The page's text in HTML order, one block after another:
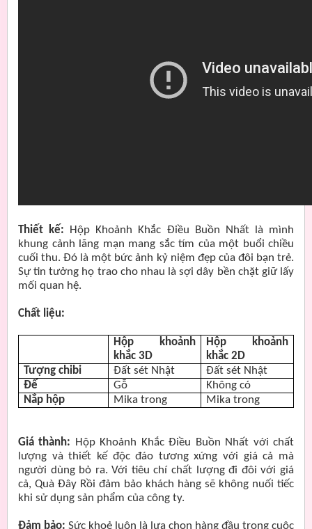
Thiết kế:
Hộp Khoảnh Khắc Điều Buồn Nhất là mình
khung cảnh lãng mạn mang sắc tím của một buổi chiều
cuối thu. Đó là một bức ảnh kỷ niệm đẹp của đôi bạn trẻ.
Sự tin tưởng họ trao cho nhau là sợi dây bền chặt giữ lấy
mối quan hệ.
Chất liệu:
Hộp khoảnh
khắc 3D
Hộp khoảnh
khắc 2D
Tượng chibi
Đất sét Nhật
Đất sét Nhật
Đế
Gỗ
Không có
Nắp hộp
Mika trong Mika trong
Giá thành: Hộp Khoảnh Khắc Điều Buồn Nhất với chất
lượng và thiết kế độc đáo tương xứng với giá cả mà
người dùng bỏ ra. Với tiêu chí chất lượng đi đôi với giá
cả, Quà Đây Rồi đảm bảo khách hàng sẽ không nuối tiếc
khi sử dụng sản phẩm của công ty.
Đảm bảo: Sức khoẻ luôn là lựa chọn hàng đầu trong cuộc